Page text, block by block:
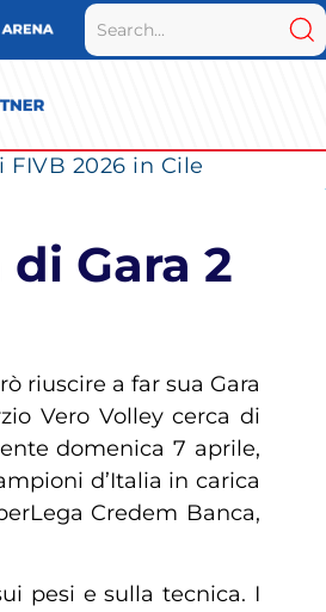
2026 in Cile
Gara 2
riuscire a far sua Gara
Vero Volley cerca di
domenica 7 aprile,
d’Italia in carica
Credem Banca,
pesi e sulla tecnica. I